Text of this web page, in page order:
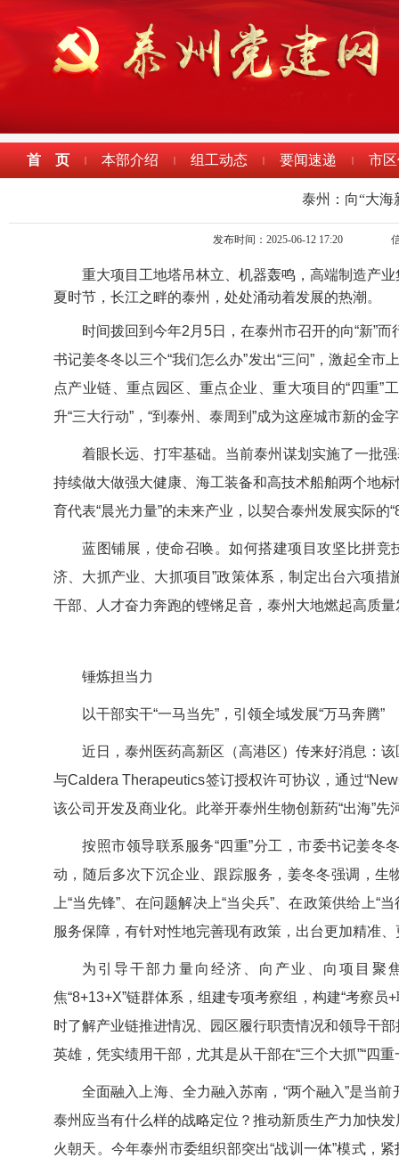
首 页 | 本部介绍 | 组工动态 | 要闻速递 | 市
泰州：向“大海
发布时间：2025-06-12 17:20
重大项目工地塔吊林立、机器轰鸣，高端制造产
夏时节，长江之畔的泰州，处处涌动着发展的热潮。
时间拨回到今年2月5日，在泰州市召开的向“新”
书记姜冬冬以三个“我们怎么办”发出“三问”，激起全
点产业链、重点园区、重点企业、重大项目的“四重
升“三大行动”，“到泰州、泰周到”成为这座城市新的金
着眼长远、打牢基础。当前泰州谋划实施了一批
持续做大做强大健康、海工装备和高技术船舶两个地
育代表“晨光力量”的未来产业，以契合泰州发展实际
蓝图铺展，使命召唤。如何搭建项目攻坚比拼
济、大抓产业、大抓项目”政策体系，制定出台六项
干部、人才奋力奔跑的铿锵足音，泰州大地燃起高质量
锤炼担当力
以干部实干“一马当先”，引领全域发展“万马奔腾”
近日，泰州医药高新区（高港区）传来好消息：
与Caldera Therapeutics签订授权许可协议，通过
该公司开发及商业化。此举开泰州生物创新药“出海”先
按照市领导联系服务“四重”分工，市委书记姜
动，随后多次下沉企业、跟踪服务，姜冬冬强调，生
上“当先锋”、在问题解决上“当尖兵”、在政策供给上“
服务保障，有针对性地完善现有政策，出台更加精准
为引导干部力量向经济、向产业、向项目聚
焦“8+13+X”链群体系，组建专项考察组，构建“考察
时了解产业链推进情况、园区履行职责情况和领导干
英雄，凭实绩用干部，尤其是从干部在“三个大抓”“四
全面融入上海、全力融入苏南，“两个融入”是当
泰州应当有什么样的战略定位？推动新质生产力加快
火朝天。今年泰州市委组织部突出“战训一体”模式，